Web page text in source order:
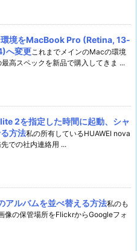
環境をMacBook Pro (Retina, 13-
へ変更これまでメインのMacの環境
高スペックを新品で購入してきま ...
2を指定した時間に起動、シャ
方法私の所有しているHUAWEI nova
での社内連絡用 ...
アルバムを並べ替える方法私のも
像の保管場所をFlickrからGoogleフォ